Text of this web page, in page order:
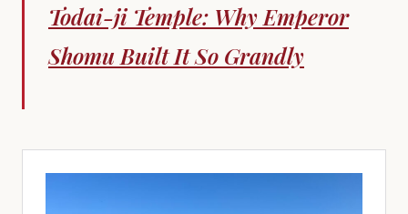
Todai-ji Temple: Why Emperor
Shomu Built It So Grandly